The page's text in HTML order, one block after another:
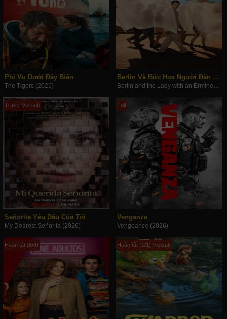
Phi Vụ Dưới Đáy Biển
The Tigers (2025)
Berlin Và Bức Họa Người Đàn Bà Và Con Chồn
Berlin and the Lady with an Ermine (2026)
Trailer Vietsub
Señorita Yêu Dấu Của Tôi
My Dearest Señorita (2026)
Full
Venganza
Vengeance (2026)
Hoàn tất (8/8) Hoàn tất (1/1) Vietsub